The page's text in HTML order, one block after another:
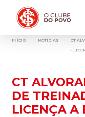
INÍCIO NOTÍCIAS
CT
–
CT
DE
LICENÇA A